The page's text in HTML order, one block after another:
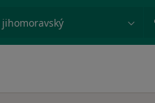
nebo region